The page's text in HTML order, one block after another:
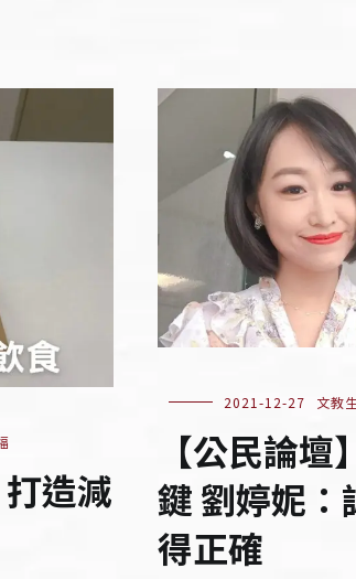
造減
2021-12-27 文教
【公民論
鍵 劉婷妮
得正確